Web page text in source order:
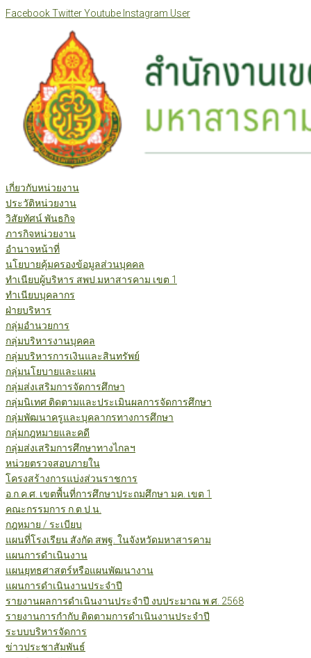
Skip
FacebookTwitterYoutube Instagram User
เกี่ยวกับหน่วยงาน
ประวัติหน่วยงาน
วิสัยทัศน์ พันธกิจ
ภารกิจหน่วยงาน
อำนาจหน้าที่
นโยบายคุ้มครองข้อมูลส่วนบุคคล
ทำเนียบผู้บริหาร สพป.มหาสารคาม เขต 1
ทำเนียบบุคลากร
ฝ่ายบริหาร
กลุ่มอำนวยการ
กลุ่มบริหารงานบุคคล
กลุ่มบริหารการเงินและสินทรัพย์
กลุ่มนโยบายและแผน
กลุ่มส่งเสริมการจัดการศึกษา
กลุ่มนิเทศ ติดตามและประเมินผลการจัดการศึกษา
กลุ่มพัฒนาครูและบุคลากรทางการศึกษา
กลุ่มกฎหมายและคดี
กลุ่มส่งเสริมการศึกษาทางไกลฯ
หน่วยตรวจสอบภายใน
โครงสร้างการแบ่งส่วนราชการ
อ.ก.ค.ศ. เขตพื้นที่การศึกษาประถมศึกษา มค. เขต 1
คณะกรรมการ ก.ต.ป.น.
กฎหมาย / ระเบียบ
แผนที่โรงเรียน สังกัด สพฐ. ในจังหวัดมหาสารคาม
แผนการดำเนินงาน
แผนยุทธศาสตร์หรือแผนพัฒนางาน
แผนการดำเนินงานประจำปี
รายงานผลการดำเนินงานประจำปี งบประมาณ พ.ศ. 2568
รายงานการกำกับ ติดตามการดำเนินงานประจำปี
ระบบบริหารจัดการ
ข่าวประชาสัมพันธ์